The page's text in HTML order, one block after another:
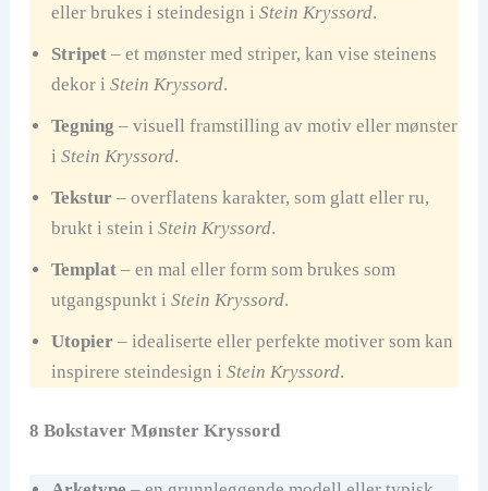
eller brukes i steindesign i Stein Kryssord.
Stripet– et mønster med striper, kan vise steinens
dekor i Stein Kryssord.
Tegning – visuell framstilling av motiv eller mønster
i Stein Kryssord.
Tekstur– overflatens karakter, som glatt eller ru,
brukt i stein i Stein Kryssord.
Templat– en mal eller form som brukes som
utgangspunkt i Stein Kryssord.
Utopier– idealiserte eller perfekte motiver som kan
inspirere steindesign i Stein Kryssord.
8 Bokstaver Mønster Kryssord